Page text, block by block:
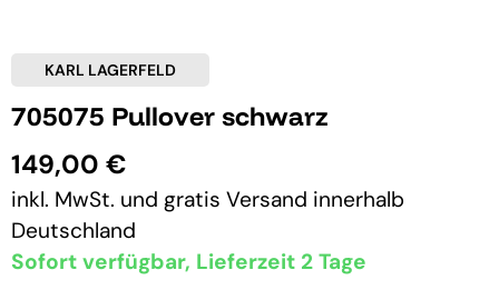
KARL LAGERFELD
705075 Pullover schwarz
149,00 €
inkl. MwSt. und gratis Versand innerhalb
Deutschland
Sofort verfügbar, Lieferzeit 2 Tage